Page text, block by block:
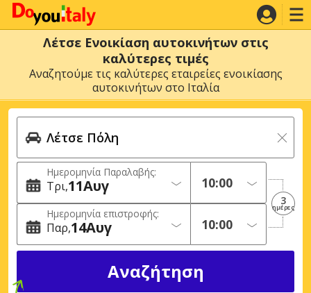
Λέτσε Ενοικίαση αυτοκινήτων στις
καλύτερες τιμές
Αναζητούμε τις καλύτερες εταιρείες ενοικίασης
αυτοκινήτων στο Ιταλία
Ημερομηνία Παραλαβής:
Τρι 11Αυγ
Ημερομηνία επιστροφής:
Παρ 14Αυγ
3
ημέρες